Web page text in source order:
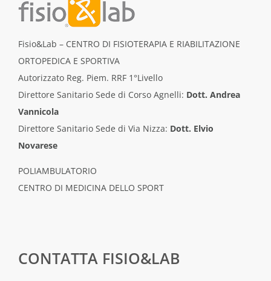
Fisio&Lab – CENTRO DI FISIOTERAPIA E RIABILITAZIONE
ORTOPEDICA E SPORTIVA
Autorizzato Reg. Piem. RRF 1°Livello
Direttore Sanitario Sede di Corso Agnelli: Dott. Andrea
Vannicola
Direttore Sanitario Sede di Via Nizza: Dott. Elvio
Novarese
POLIAMBULATORIO
CENTRO DI MEDICINA DELLO SPORT
CONTATTA FISIO&LAB